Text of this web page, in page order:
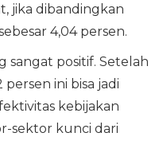
jika dibandingkan
4,04 persen.
sangat positif. Setelah
ini bisa jadi
kebijakan
sektor kunci dari